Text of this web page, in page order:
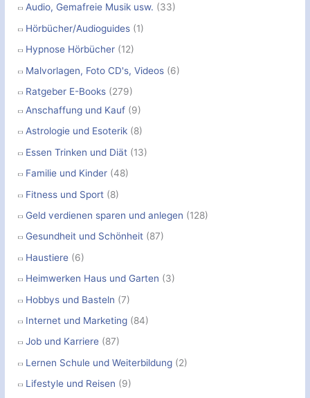
h Audio, Gemafreie Musik usw. (33)
Hörbücher/Audioguides (1)
Hypnose Hörbücher (12)
Malvorlagen, Foto CD's, Videos (6)
Ratgeber E-Books (279)
Anschaffung und Kauf (9)
Astrologie und Esoterik (8)
Essen Trinken und Diät (13)
Familie und Kinder (48)
Fitness und Sport (8)
Geld verdienen sparen und anlegen (128)
Gesundheit und Schönheit (87)
Haustiere (6)
Heimwerken Haus und Garten (3)
Hobbys und Basteln (7)
Internet und Marketing (84)
Job und Karriere (87)
Lernen Schule und Weiterbildung (2)
Lifestyle und Reisen (9)